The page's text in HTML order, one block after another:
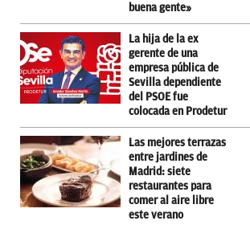
buena gente»
La hija de la ex
gerente de una
empresa pública de
Sevilla dependiente
del PSOE fue
colocada en Prodetur
Las mejores terrazas
entre jardines de
Madrid: siete
restaurantes para
comer al aire libre
este verano